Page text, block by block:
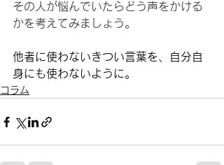
その人が悩んでいたらどう声をかける
かを考えてみましょう。
他者に使わないきつい言葉を、自分自
身にも使わないように。
コラム